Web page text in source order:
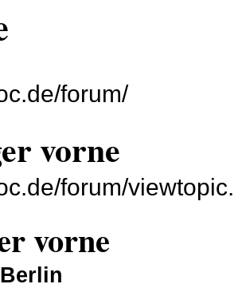
forum/
vorne
forum/
vorne